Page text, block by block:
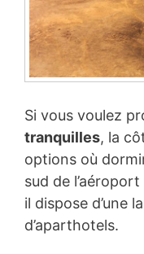
Si vous voulez
tranquilles, la
options où
sud de
il dispose d’une
d’aparthotels.